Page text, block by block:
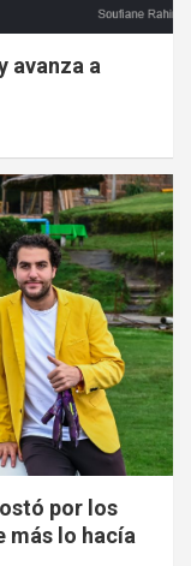
avanza a
por los
más lo hacía